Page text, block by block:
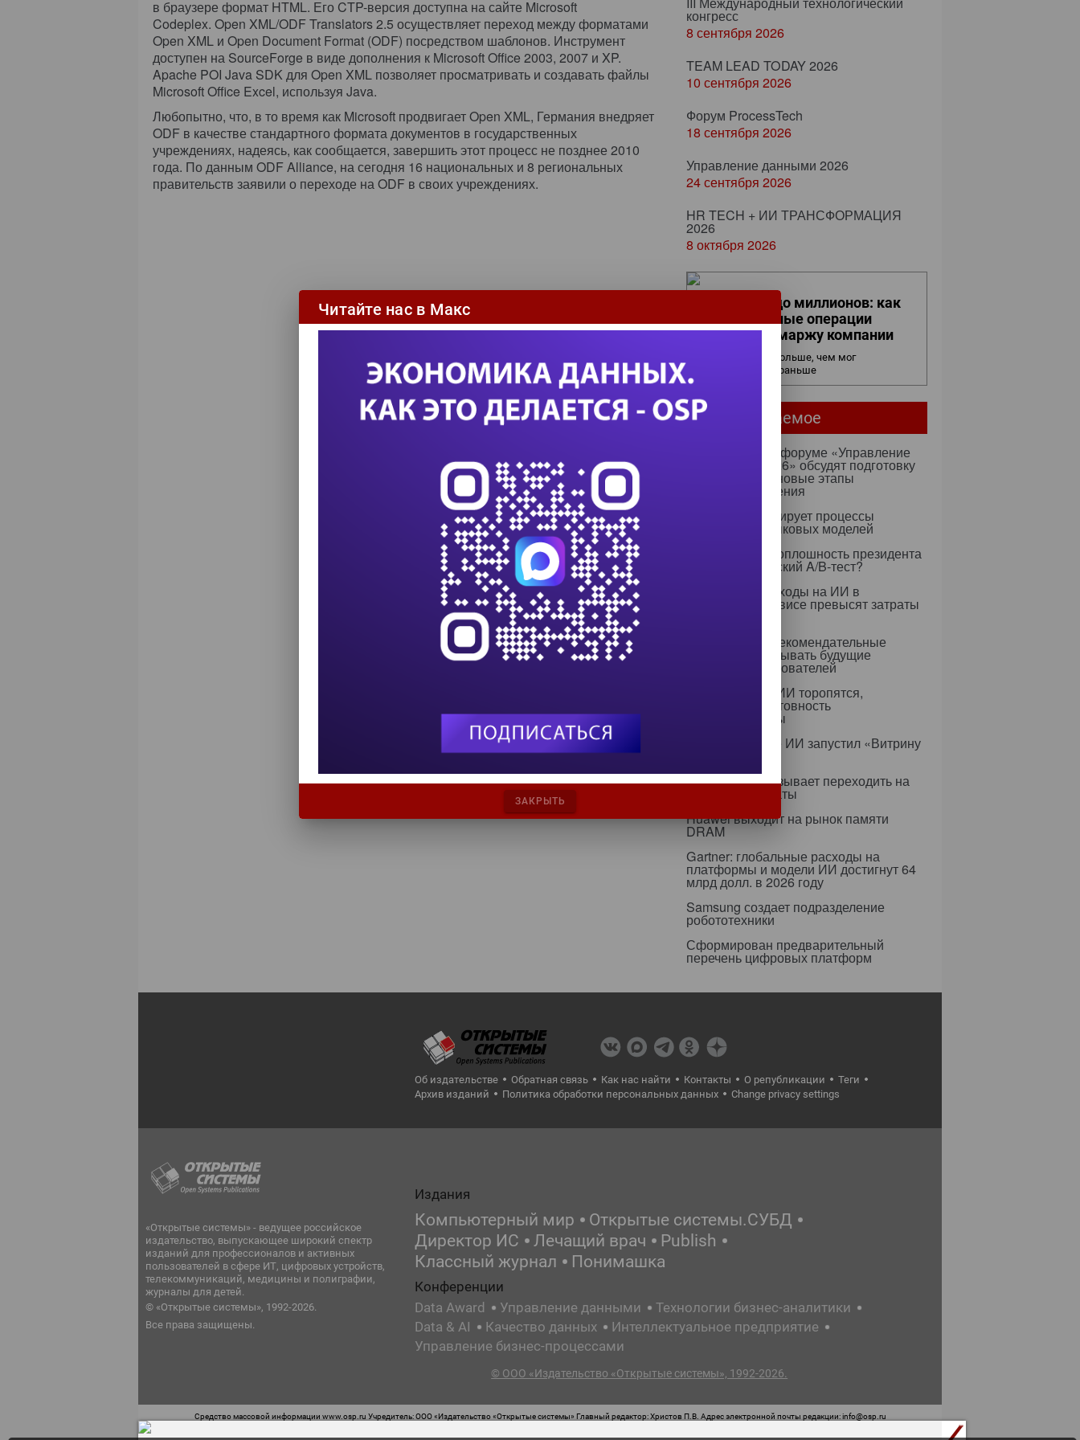
в браузере формат HTML. Его CTP-версия доступна на сайте Microsoft
Codeplex. Open XML/ODF Translators 2.5 осуществляет переход между форматами
Open XML и Open Document Format (ODF) посредством шаблонов. Инструмент
доступен на SourceForge в виде дополнения к Microsoft Office 2003, 2007 и XP.
Apache POI Java SDK для Open XML позволяет просматривать и создавать файлы
Microsoft Office Excel, используя Java.
Любопытно, что, в то время как Microsoft продвигает Open XML, Германия внедряет
ODF в качестве стандартного формата документов в государственных
учреждениях, надеясь, как сообщается, завершить этот процесс не позднее 2010
года. По данным ODF Alliance, на сегодня 16 национальных и 8 региональных
правительств заявили о переходе на ODF в своих учреждениях.
конгресс
8 сентября 2026
TEAM LEAD TODAY 2026
10 сентября 2026
Форум ProcessTech
18 сентября 2026
Управление данными 2026
24 сентября 2026
HR TECH + ИИ ТРАНСФОРМАЦИЯ
2026
8 октября 2026
От кликов до миллионов: как
повседневные операции
влияют на маржу компании
Бизнес видит больше, чем мог
предположить раньше
Самое читаемое
24 сентября на форуме «Управление
данными — 2026» обсудят подготовку
данных к ИИ и новые этапы
импортозамещения
Т-Банк оптимизирует процессы
дообучения языковых моделей
Казус Rapidus: оплошность президента
или стратегический A/B-тест?
К 2030 году расходы на ИИ в
клиентском сервисе превысят затраты
В VK научили рекомендательные
алгоритмы учитывать будущие
интересы пользователей
С внедрением ИИ торопятся,
игнорируя неготовность
инфраструктуры
Альянс в сфере ИИ запустил «Витрину
Минцифры призывает переходить на
свои сертификаты
Huawei выходит на рынок памяти
DRAM
Gartner: глобальные расходы на
платформы и модели ИИ достигнут 64
млрд долл. в 2026 году
Samsung создает подразделение
робототехники
Сформирован предварительный
перечень цифровых платформ
Об издательстве Обратная связь Как нас найти Контакты О републикации
Теги
Архив изданий
Политика обработки персональных данных Change privacy settings
«Открытые системы» - ведущее российское
издательство, выпускающее широкий спектр
изданий для профессионалов и активных
пользователей в сфере ИТ, цифровых устройств,
телекоммуникаций, медицины и полиграфии,
журналы для детей.
© «Открытые системы», 1992-2026.
Все права защищены.
Издания
Компьютерный мир
Открытые системы.СУБД
Директор ИС
Лечащий врач
Publish
Классный журнал
Понимашка
Конференции
Data Award
Управление данными
Технологии бизнес-аналитики
Data & AI
Качество данных
Интеллектуальное предприятие
Управление бизнес-процессами
© ООО «Издательство «Открытые системы», 1992-2026.
Средство массовой информации www.osp.ru Учредитель: ООО «Издательство «Открытые системы» Главный редактор: Христов П.В. Адрес электронной почты редакции: info@osp.ru
Читайте нас в Макс
ЗАКРЫТЬ